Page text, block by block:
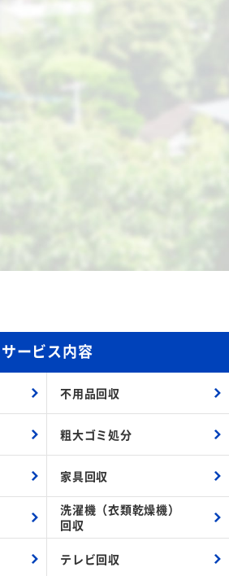
サービス内容
不用品回収
粗大ゴミ処分
家具回収
洗濯機（衣類乾燥機）
回収
テレビ回収